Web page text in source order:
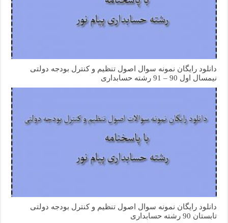
دانلود رایگان نمونه سوال اصول تنظیم و کنترل بودجه دولتی
نیمسال اول 90 – 91 رشته حسابداری
دانلود رایگان نمونه سوال اصول تنظیم و کنترل بودجه دولتی
تابستان 90 رشته حسابداری